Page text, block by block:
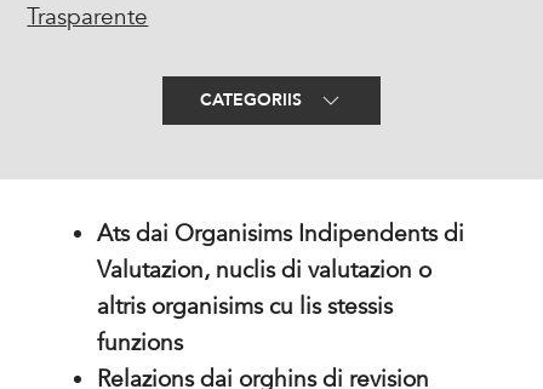
Trasparente
CATEGORIIS
Ats dai Organisims Indipendents di
Valutazion, nuclis di valutazion o
altris organisims cu lis stessis
funzions
Relazions dai orghins di revision